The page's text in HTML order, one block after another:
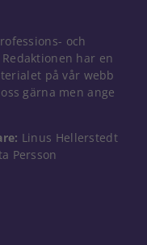
och
har en
på vår webb
gärna men ange
Linus Hellerstedt
Persson